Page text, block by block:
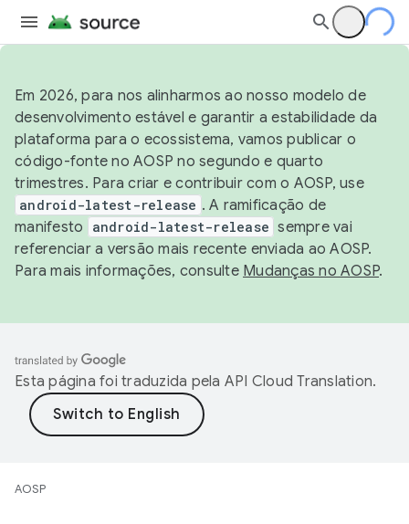
Em 2026, para nos alinharmos ao nosso modelo de
desenvolvimento estável e garantir a estabilidade da
plataforma para o ecossistema, vamos publicar o
código-fonte no AOSP no segundo e quarto
trimestres. Para criar e contribuir com o AOSP, use
android-latest-release . A ramificação de
manifesto
android-latest-release sempre vai
referenciar a versão mais recente enviada ao AOSP.
Para mais informações, consulte Mudanças no AOSP.
Esta página foi traduzida pela API Cloud Translation.
AOSP